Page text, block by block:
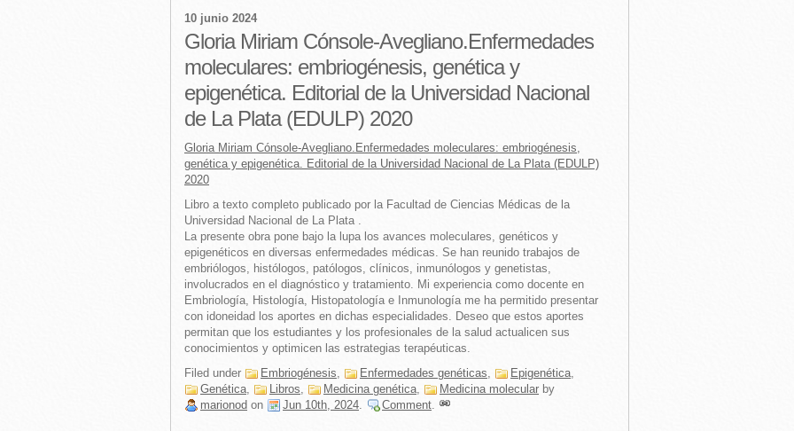
10 junio 2024
Gloria Miriam Cónsole-Avegliano.Enfermedades
moleculares: embriogénesis, genética y
epigenética. Editorial de la Universidad Nacional
de La Plata (EDULP) 2020
Gloria Miriam Cónsole-Avegliano.Enfermedades moleculares: embriogénesis,
genética y epigenética. Editorial de la Universidad Nacional de La Plata (EDULP)
2020
Libro a texto completo publicado por la Facultad de Ciencias Médicas de la
Universidad Nacional de La Plata .
La presente obra pone bajo la lupa los avances moleculares, genéticos y
epigenéticos en diversas enfermedades médicas. Se han reunido trabajos de
embriólogos, histólogos, patólogos, clínicos, inmunólogos y genetistas,
involucrados en el diagnóstico y tratamiento. Mi experiencia como docente en
Embriología, Histología, Histopatología e Inmunología me ha permitido presentar
con idoneidad los aportes en dichas especialidades. Deseo que estos aportes
permitan que los estudiantes y los profesionales de la salud actualicen sus
conocimientos y optimicen las estrategias terapéuticas.
Filed under
Embriogénesis, Enfermedades genéticas, Epigenética,
Genética, Libros, Medicina genética, Medicina molecular by
marionod on Jun 10th, 2024. Comment.